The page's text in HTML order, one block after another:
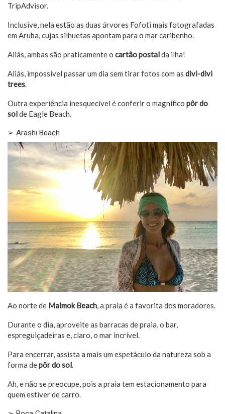
TripAdvisor.
Inclusive, nela estão as duas árvores Fofoti mais fotografadas
em Aruba, cujas silhuetas apontam para o mar caribenho.
Aliás, ambas são praticamente o cartão postalda ilha!
Aliás, impossível passar um dia sem tirar fotos com as divi-divi
trees.
Outra experiência inesquecível é conferir o magnífico pôr do
solde Eagle Beach.
➢ Arashi Beach
Ao norte de Malmok Beach, a praia é a favorita dos moradores.
Durante o dia, aproveite as barracas de praia, o bar,
espreguiçadeiras e, claro, o mar incrível.
Para encerrar, assista a mais um espetáculo da natureza sob a
forma depôr do sol.
Ah, e não se preocupe, pois a praia tem estacionamento para
quem estiver de carro.